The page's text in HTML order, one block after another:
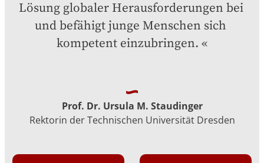
Lösung globaler Herausforderungen bei
und befähigt junge Menschen sich
kompetent einzubringen.
Prof. Dr. Ursula M. Staudinger
Rektorin der Technischen Universität Dresden